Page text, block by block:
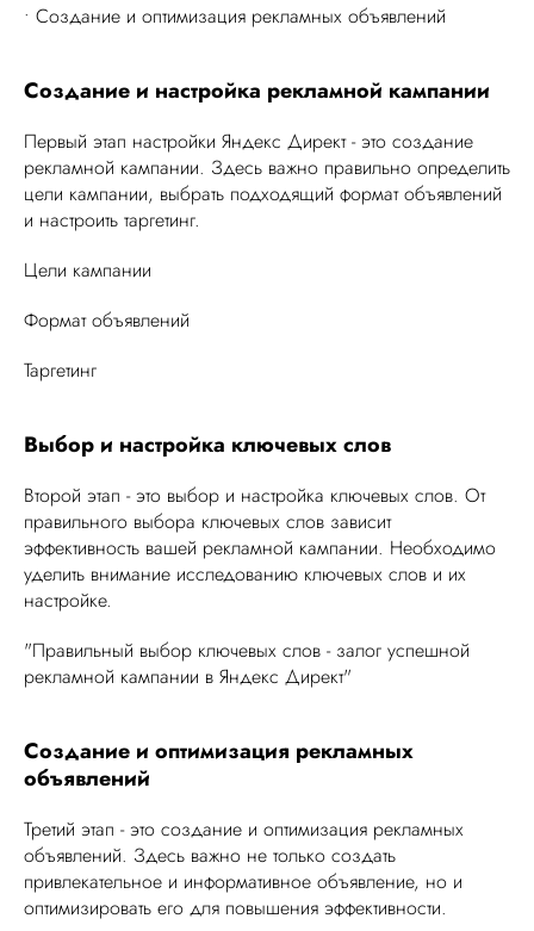
• Создание и оптимизация рекламных объявлений
Создание и настройка рекламной кампании
Первый этап настройки Яндекс Директ - это создание
рекламной кампании. Здесь важно правильно определить
цели кампании, выбрать подходящий формат объявлений
и настроить таргетинг.
Цели кампании
Формат объявлений
Таргетинг
Выбор и настройка ключевых слов
Второй этап - это выбор и настройка ключевых слов. От
правильного выбора ключевых слов зависит
эффективность вашей рекламной кампании. Необходимо
уделить внимание исследованию ключевых слов и их
настройке.
"Правильный выбор ключевых слов - залог успешной
рекламной кампании в Яндекс Директ"
Создание и оптимизация рекламных
объявлений
Третий этап - это создание и оптимизация рекламных
объявлений. Здесь важно не только создать
привлекательное и информативное объявление, но и
оптимизировать его для повышения эффективности.